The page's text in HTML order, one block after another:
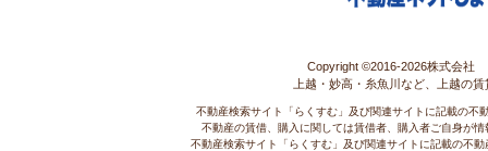
Copyright ©2016-2026株式会社
上越・妙高・糸魚川など、上越の
不動産検索サイト「らくすむ」及び関連サイトに記載の不
不動産の賃借、購入に関しては賃借者、購入者ご自身が
不動産検索サイト「らくすむ」及び関連サイトに記載の不